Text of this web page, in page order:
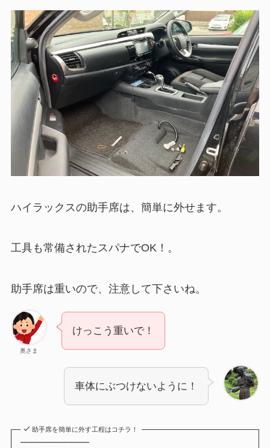
ハイラックスの助手席は、簡単に外せます。
工具も常備されたスパナでOK！。
助手席は重いので、注意して下さいね。
奥さま
けっこう重いで！
車体にぶつけないように！
助手席を簡単に外す工程はコチラ！